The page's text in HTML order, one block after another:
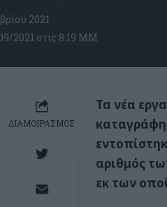
2021 στις 8:19 ΜΜ
2021
ΔΙΑΜΟΙΡΑΣΜΟΣ
Τα νέα
αριθμός
εκ των